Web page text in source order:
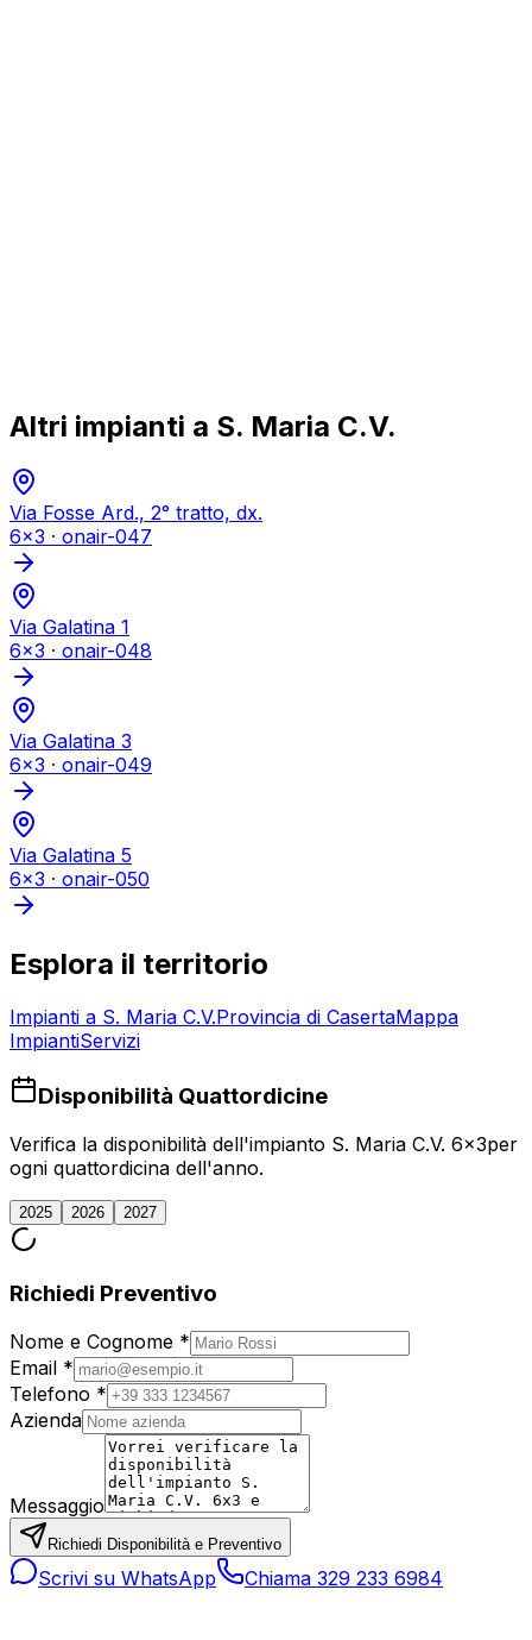
Altri impianti a S. Maria C.V.
Via Fosse Ard., 2° tratto, dx.
6x3 · onair-047
Via Galatina 1
6x3 · onair-048
Via Galatina 3
6x3 · onair-049
Via Galatina 5
6x3 · onair-050
Esplora il territorio
Impianti a S. Maria C.V.Provincia di CasertaMappa
ImpiantiServizi
Disponibilità Quattordicine
Verifica la disponibilità dell'impianto S. Maria C.V. 6x3per
ogni quattordicina dell'anno.
2025 2026 2027
Richiedi Preventivo
Nome e Cognome *
Email *
Telefono *
Azienda
Messaggio
Richiedi Disponibilità e Preventivo
Scrivi su WhatsApp Chiama 329 233 6984